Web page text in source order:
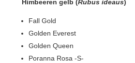
Himbeeren gelb (Rubus ideaus)
Fall Gold
Golden Everest
Golden Queen
Poranna Rosa -S-